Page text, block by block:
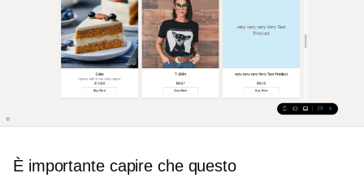
È importante capire che questo